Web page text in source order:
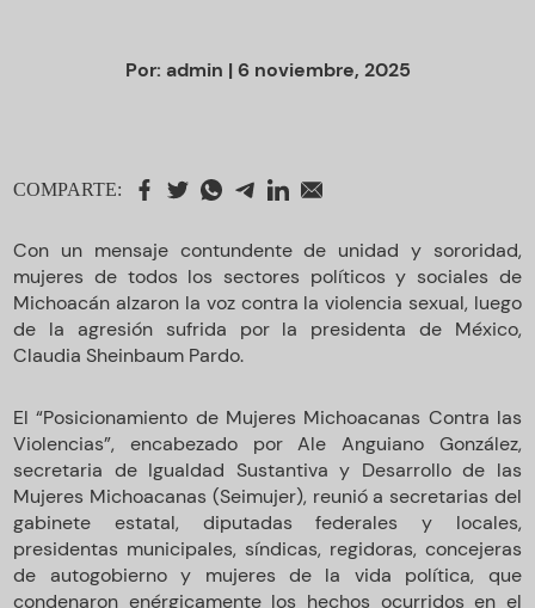
Por: admin | 6 noviembre, 2025
COMPARTE:
Con un mensaje contundente de unidad y sororidad,
mujeres de todos los sectores políticos y sociales de
Michoacán alzaron la voz contra la violencia sexual, luego
de la agresión sufrida por la presidenta de México,
Claudia Sheinbaum Pardo.
El “Posicionamiento de Mujeres Michoacanas Contra las
Violencias”, encabezado por Ale Anguiano González,
secretaria de Igualdad Sustantiva y Desarrollo de las
Mujeres Michoacanas (Seimujer), reunió a secretarias del
gabinete estatal, diputadas federales y locales,
presidentas municipales, síndicas, regidoras, concejeras
de autogobierno y mujeres de la vida política, que
condenaron enérgicamente los hechos ocurridos en el